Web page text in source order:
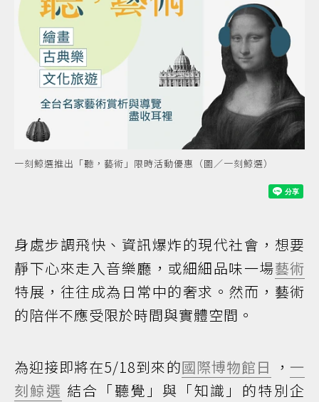
一刻鯨選推出「聽，藝術」限時活動優惠（圖／一刻鯨選）
身處步調飛快、資訊爆炸的現代社會，想要
靜下心來走入音樂廳，或細細品味一場藝術
特展，往往成為日常中的奢求。然而，藝術
的陪伴不應受限於時間與實體空間。
為迎接即將在5/18到來的國際博物館日 ， 一
刻鯨選 結合「聽覺」與「知識」的特別企